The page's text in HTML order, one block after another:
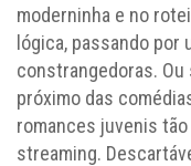
moderninha e no
lógica, passando por
constrangedoras. Ou
próximo das
romances juvenis
streaming.